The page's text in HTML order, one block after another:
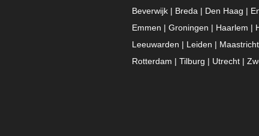
Beverwijk | Breda | Den Haag |
Emmen | Groningen | Haarlem |
Leeuwarden | Leiden |
Rotterdam | Tilburg | Utrecht |